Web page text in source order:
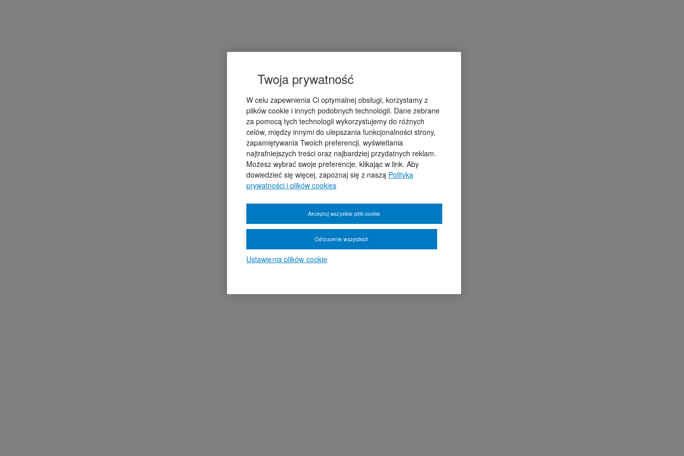
Twoja prywatność
W celu zapewnienia Ci optymalnej obsługi, korzystamy z
plików cookie i innych podobnych technologii. Dane zebrane
za pomocą tych technologii wykorzystujemy do różnych
celów, między innymi do ulepszania funkcjonalności strony,
zapamiętywania Twoich preferencji, wyświetlania
najtrafniejszych treści oraz najbardziej przydatnych reklam.
Możesz wybrać swoje preferencje, klikając w link. Aby
dowiedzieć się więcej, zapoznaj się z naszą Polityką
prywatności i plików cookies
Ustawienia plików cookie
Odrzucenie wszystkich
Akceptuj wszystkie pliki cookie